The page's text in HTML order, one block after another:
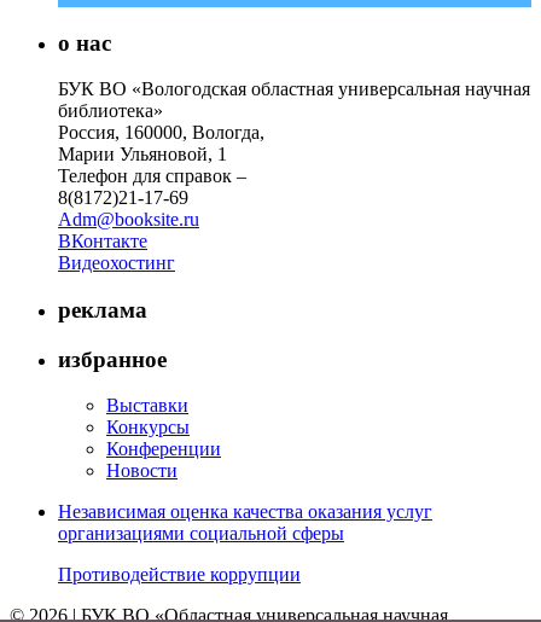
о нас
БУК ВО «Вологодская областная универсальная научная
библиотека»
Россия, 160000, Вологда,
Марии Ульяновой, 1
Телефон для справок –
8(8172)21-17-69
Adm@booksite.ru
ВКонтакте
Видеохостинг
реклама
избранное
Выставки
Конкурсы
Конференции
Новости
Независимая оценка качества оказания услуг
организациями социальной сферы
Противодействие коррупции
© 2026 | БУК ВО «Областная универсальная научная